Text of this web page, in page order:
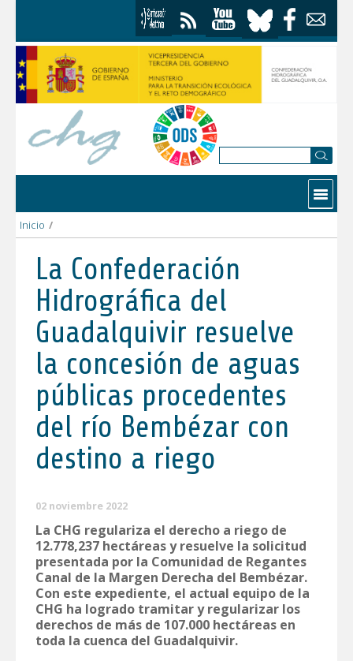
Contactar
Inicio /
La Confederación
Hidrográfica del
Guadalquivir resuelve
la concesión de aguas
públicas procedentes
del río Bembézar con
destino a riego
02 noviembre 2022
La CHG regulariza el derecho a riego de
12.778,237 hectáreas y resuelve la solicitud
presentada por la Comunidad de Regantes
Canal de la Margen Derecha del Bembézar.
Con este expediente, el actual equipo de la
CHG ha logrado tramitar y regularizar los
derechos de más de 107.000 hectáreas en
toda la cuenca del Guadalquivir.